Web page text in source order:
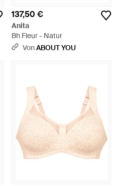
137,50 €
Anita
Bh Fleur - Natur
VonABOUT YOU